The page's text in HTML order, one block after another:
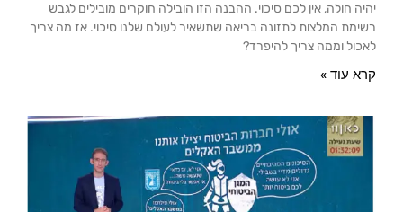
יהיה חולה, אין לכם סיכוי. ההבנה הזו הובילה חוקרים מובילים לגבש
רשימת המלצות לתזונה בריאה שתשאיר לעולם שלנו סיכוי. אז מה צריך
לאכול וממה צריך להיפרד?
קרא עוד »